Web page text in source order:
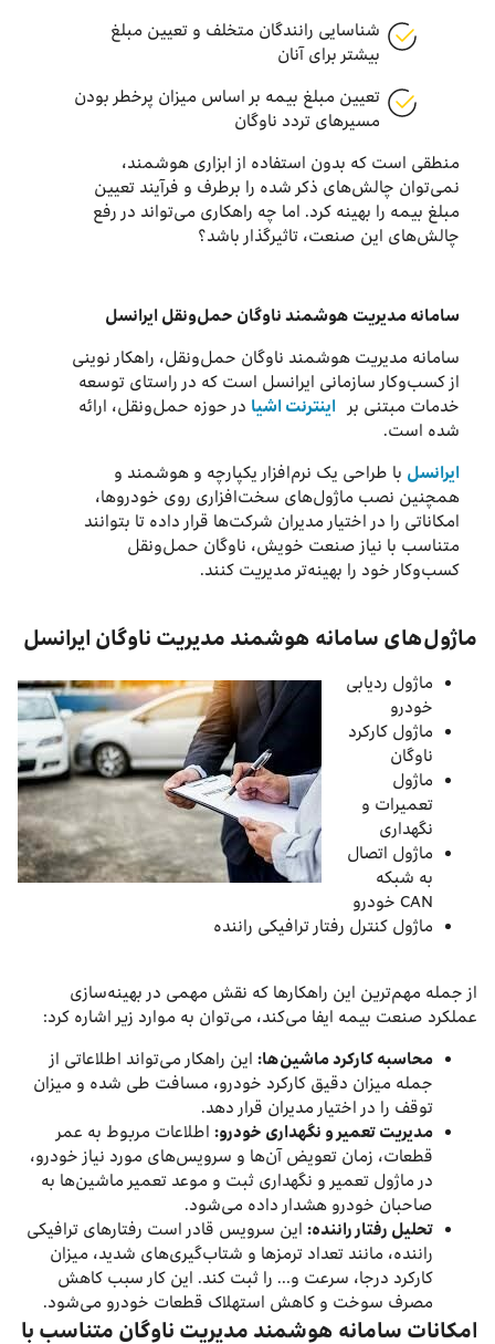
شناسایی رانندگان متخلف و تعیین مبلغ
بیشتر برای آنان
تعیین مبلغ بیمه بر اساس میزان پرخطر بودن
مسیرهای تردد ناوگان
منطقی است که بدون استفاده از ابزاری هوشمند،
نمی‌توان چالش‌های ذکر شده را برطرف و فرآیند تعیین
مبلغ بیمه را بهینه کرد. اما چه راهکاری می‌تواند در رفع
چالش‌های این صنعت، تاثیرگذار باشد؟
سامانه مدیریت هوشمند ناوگان حملونقل ایرانسل
سامانه مدیریت هوشمند ناوگان حمل‌ونقل، راهکار نوینی
از کسب‌وکار سازمانی ایرانسل است که در راستای توسعه
خدمات مبتنی بر
اینترنت اشیا در حوزه حمل‌ونقل، ارائه
شده است.
ایرانسل با طراحی یک نرم‌افزار یکپارچه و هوشمند و
همچنین نصب ماژول‌های سخت‌افزاری روی خودروها،
امکاناتی را در اختیار مدیران شرکت‌ها قرار داده تا بتوانند
متناسب با نیاز صنعت خویش، ناوگان حمل‌ونقل
کسب‌وکار خود را بهینه‌تر مدیریت کنند.
ماژول‌های سامانه هوشمند مدیریت ناوگان ایرانسل
ماژول ردیابی
خودرو
ماژول کارکرد
ناوگان
ماژول
تعمیرات و
نگهداری
ماژول اتصال
به شبکه
CAN خودرو
ماژول کنترل رفتار ترافیکی راننده
از جمله مهم‌‌ترین این راهکارها که نقش مهمی در بهینه‌سازی
عملکرد صنعت بیمه ایفا می‌کند، می‌توان به موارد زیر اشاره کرد:
محاسبه کارکرد ماشین‌ها: این راهکار می‌تواند اطلاعاتی از
جمله میزان دقیق کارکرد خودرو، مسافت طی شده و میزان
توقف را در اختیار مدیران قرار دهد.
مدیریت تعمیر و نگهداری خودرو: اطلاعات مربوط به عمر
قطعات، زمان تعویض آن‌ها و سرویس‌های مورد نیاز خودرو،
در ماژول تعمیر و نگهداری ثبت و موعد تعمیر ماشین‌ها به
صاحبان خودرو هشدار داده می‌شود.
تحلیل رفتار راننده: این سرویس قادر است ‌رفتار‌های ترافیکی
راننده،‌ مانند تعداد ترمزها و شتاب‌گیری‌های شدید،‌ میزان
کارکرد درجا،‌ سرعت و… را ثبت کند. این کار سبب کاهش
مصرف سوخت و کاهش استهلاک قطعات خودرو می‌شود.
امکانات سامانه هوشمند مدیریت ناوگان متناسب با